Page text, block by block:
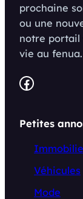
prochaine
ou une
notre portail
vie au fenua.
Facebook
Petites
Véhicules
Mode